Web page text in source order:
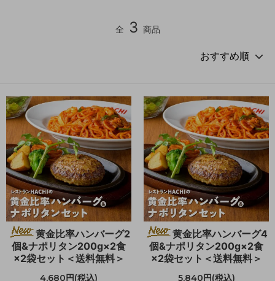
全 3 商品
黄金比率ハンバーグ2
個&ナポリタン200g×2食
×2袋セット＜送料無料＞
4,680円(税込)
黄金比率ハンバーグ4
個&ナポリタン200g×2食
×2袋セット＜送料無料＞
5,840円(税込)